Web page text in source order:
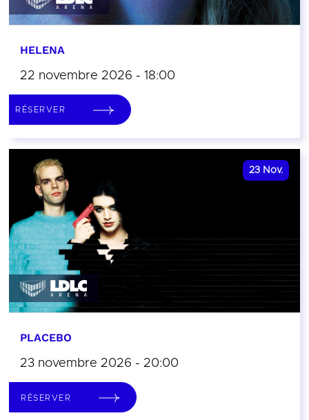
HELENA
22 novembre 2026 - 18:00
RÉSERVER
23 Nov.
PLACEBO
23 novembre 2026 - 20:00
RÉSERVER